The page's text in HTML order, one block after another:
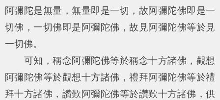
阿彌陀是無量，無量即是一切，故阿彌陀佛即是一
切佛，一切佛即是阿彌陀佛，故見阿彌陀佛等於見
一切佛。
可知，稱念阿彌陀佛等於稱念十方諸佛，觀想
阿彌陀佛等於觀想十方諸佛，禮拜阿彌陀佛等於禮
拜十方諸佛，讚歎阿彌陀佛等於讚歎十方諸佛，供